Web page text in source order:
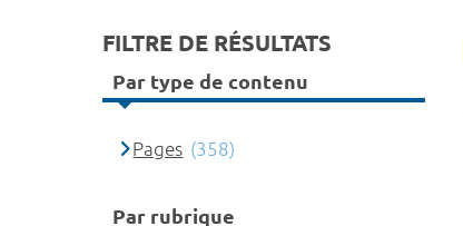
FILTRE DE RÉSULTATS
Par type de contenu
Pages (358)
Par rubrique